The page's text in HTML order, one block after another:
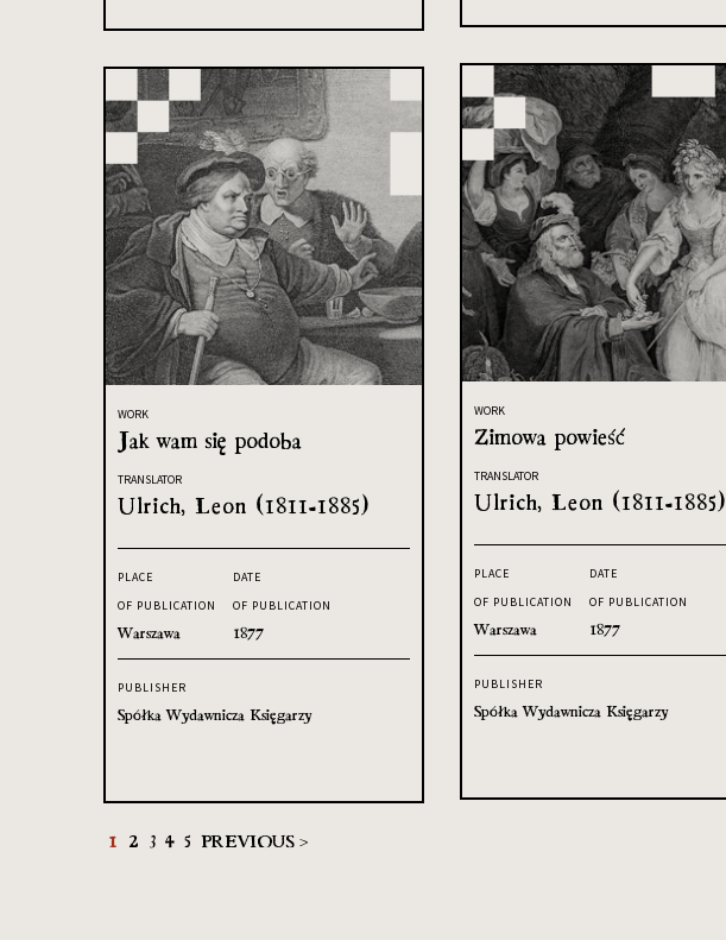
WORK
Zimowa powieść
TRANSLATOR
Ulrich, Leon (1811-1885)
PLACE
OF PUBLICATION
Warszawa
DATE
OF PUBLICATION
1877
PUBLISHER
Spółka Wydawnicza Księgarzy
WORK
Jak wam się podoba
TRANSLATOR
Ulrich, Leon (1811-1885)
PLACE
OF PUBLICATION
Warszawa
DATE
OF PUBLICATION
1877
PUBLISHER
Spółka Wydawnicza Księgarzy
1 2 3 4 5 PREVIOUS >